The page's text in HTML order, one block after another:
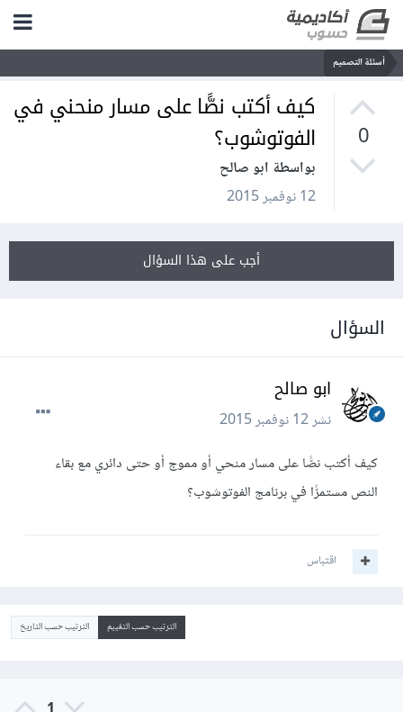
أسئلة التصميم
0
كيف أكتب نصًّا على مسار منحني في
الفوتوشوب؟
بواسطة ابو صالح
12 نوفمبر 2015
أجب على هذا السؤال
السؤال
ابو صالح
نشر12 نوفمبر 2015
كيف أكتب نصًّا على مسار منحي أو مموج أو حتى دائري مع بقاء
النص مستمرًّا في برنامج الفوتوشوب؟
اقتباس
الترتيب حسب التقييم الترتيب حسب التاريخ